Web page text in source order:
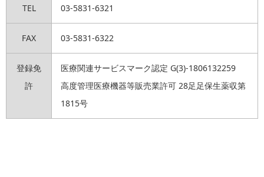
TEL 03-5831-6321
FAX 03-5831-6322
登録免
許
医療関連サービスマーク認定 G(3)-1806132259
高度管理医療機器等販売業許可 28足足保生薬収第
1815号